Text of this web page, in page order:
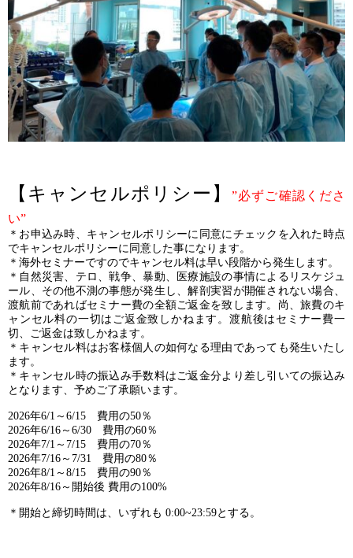
【キャンセルポリシー】”必ずご確認くださ
い”
＊お申込み時、キャンセルポリシーに同意にチェックを入れた時点
でキャンセルポリシーに同意した事になります。
＊海外セミナーですのでキャンセル料は早い段階から発生します。
＊自然災害、テロ、戦争、暴動、医療施設の事情によるリスケジュ
ール、その他不測の事態が発生し、解剖実習が開催されない場合、
渡航前であればセミナー費の全額ご返金を致します。尚、旅費のキ
ャンセル料の一切はご返金致しかねます。渡航後はセミナー費一
切、ご返金は致しかねます。
＊キャンセル料はお客様個人の如何なる理由であっても発生いたし
ます。
＊キャンセル時の振込み手数料はご返金分より差し引いての振込み
となります、予めご了承願います。
2026年6/1～6/15 費用の50％
2026年6/16～6/30 費用の60％
2026年7/1～7/15 費用の70％
2026年7/16～7/31 費用の80％
2026年8/1～8/15 費用の90％
2026年8/16～開始後 費用の100%
＊開始と締切時間は、いずれも 0:00~23:59とする。